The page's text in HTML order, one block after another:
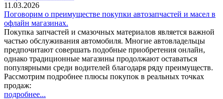
11.03.2026
Поговорим о преимуществе покупки автозапчастей и масел в
офлайн магазинах.
Покупка запчастей и смазочных материалов является важной
частью обслуживания автомобиля. Многие автовладельцы
предпочитают совершать подобные приобретения онлайн,
однако традиционные магазины продолжают оставаться
популярными среди водителей благодаря ряду преимуществ.
Рассмотрим подробнее плюсы покупок в реальных точках
продаж:
подробнее...